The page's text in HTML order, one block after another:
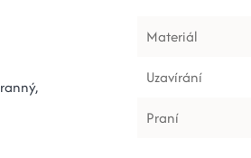
Materiál
Uzavírání
Praní